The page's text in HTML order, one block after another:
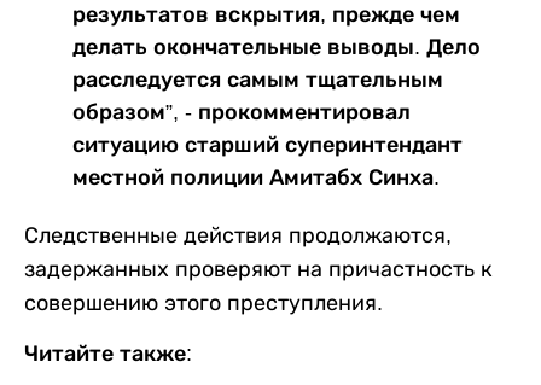
результатов вскрытия, прежде чем
делать окончательные выводы. Дело
расследуется самым тщательным
образом”, - прокомментировал
ситуацию старший суперинтендант
местной полиции Амитабх Синха.
Следственные действия продолжаются,
задержанных проверяют на причастность к
совершению этого преступления.
Читайте также: